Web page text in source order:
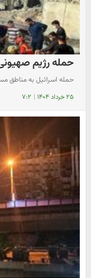
حمله رژیم
حمله اسرائیل به مناطق
۲۵ خرداد ۱۴۰۴ | ۷:۲